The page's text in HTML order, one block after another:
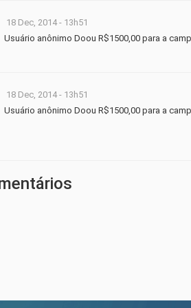
18 Dec, 2014 - 13h51
Usuário anônimo Doou R$1500,00 para a
18 Dec, 2014 - 13h51
Usuário anônimo Doou R$1500,00 para a